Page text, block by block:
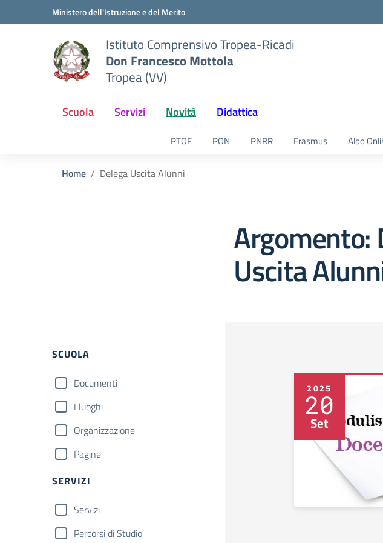
Vai ai contenuti
Vai al menu di navigazioneMinistero dell'Istruzione e del Merito
Istituto Comprensivo Tropea-Ricadi
Don Francesco Mottola
Tropea (VV)
Scuola Servizi Novità Didattica
PTOF PON PNRR Erasmus Albo
Home Delega Uscita Alunni
Argomento:
Uscita
Filtri
SCUOLA
Documenti
I luoghi
Organizzazione
Pagine
SERVIZI
Servizi
Percorsi di Studio
2025
20
Set